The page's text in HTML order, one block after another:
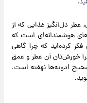
عطر دل‌انگیز غذایی که از
هوشمندانه‌ای است که
کرده‌اید که چرا گاهی
خورش‌تان آن عطر و عمق
ادویه‌ها نهفته است.